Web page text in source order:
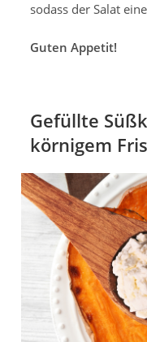
sodass der Salat
Guten Appetit!
Gefüllte
körnigem